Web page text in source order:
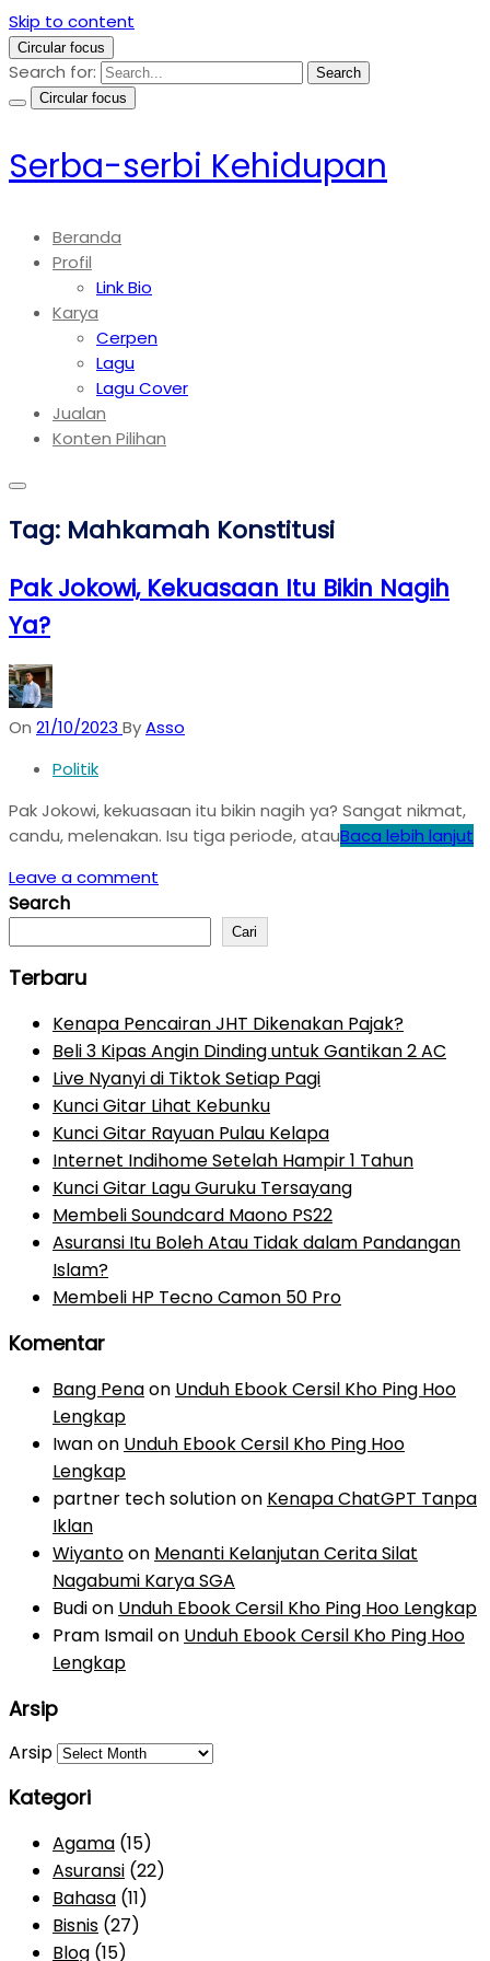
Skip to content
Circular focus
Search for:
Search
Circular focus
Serba-serbi Kehidupan
Beranda
Profil
Link Bio
Karya
Cerpen
Lagu
Lagu Cover
Jualan
Konten Pilihan
Tag: Mahkamah Konstitusi
Pak Jokowi, Kekuasaan Itu Bikin Nagih
Ya?
On 21/10/2023 ByAsso
Politik
Pak Jokowi, kekuasaan itu bikin nagih ya? Sangat nikmat,
candu, melenakan. Isu tiga periode, atauBaca lebih lanjut
Leave a comment
Search
Cari
Terbaru
Kenapa Pencairan JHT Dikenakan Pajak?
Beli 3 Kipas Angin Dinding untuk Gantikan 2 AC
Live Nyanyi di Tiktok Setiap Pagi
Kunci Gitar Lihat Kebunku
Kunci Gitar Rayuan Pulau Kelapa
Internet Indihome Setelah Hampir 1 Tahun
Kunci Gitar Lagu Guruku Tersayang
Membeli Soundcard Maono PS22
Asuransi Itu Boleh Atau Tidak dalam Pandangan
Islam?
Membeli HP Tecno Camon 50 Pro
Komentar
Bang Penaon Unduh Ebook Cersil Kho Ping Hoo
Lengkap
Iwanon Unduh Ebook Cersil Kho Ping Hoo
Lengkap
partner tech solutionon Kenapa ChatGPT Tanpa
Iklan
Wiyantoon Menanti Kelanjutan Cerita Silat
Nagabumi Karya SGA
Budion Unduh Ebook Cersil Kho Ping Hoo Lengkap
Pram Ismailon Unduh Ebook Cersil Kho Ping Hoo
Lengkap
Arsip
Arsip
Kategori
Agama (15)
Asuransi (22)
Bahasa (11)
Bisnis (27)
Blog (15)